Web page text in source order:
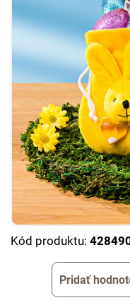
Kód produktu:
Pridať